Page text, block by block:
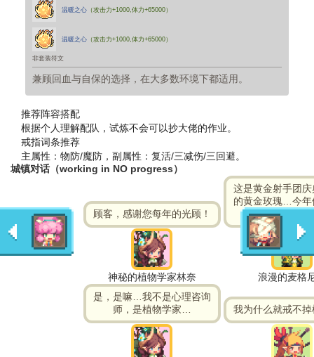
温暖之心 （攻击力+1000,体力+65000）
温暖之心 （攻击力+1000,体力+65000）
非套装符文
兼顾回血与自保的选择，在大多数环境下都适用。
推荐阵容搭配
根据个人理解配队，试炼不会可以抄大佬的作业。
戒指词条推荐
主属性：物防/魔防，副属性：复活/三减伤/三回避。
城镇对话（working in NO progress）
顾客，感谢您每年的光顾！
神秘的植物学家林奈
这是黄金射手团
的黄金玫瑰…今年
美丽。完美
浪漫的麦格
是，是嘛…我不是心理咨询
师，是植物学家…
我为什么就戒不